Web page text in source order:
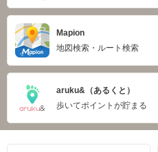
Mapion
地図検索・ルート検索
aruku&（あるくと）
歩いてポイントが貯まる